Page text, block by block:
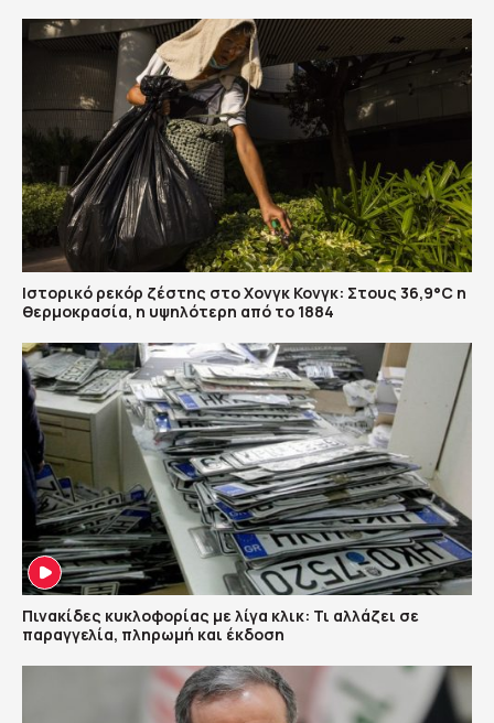
Ιστορικό ρεκόρ ζέστης στο Χονγκ Κονγκ: Στους 36,9°C η
θερμοκρασία, η υψηλότερη από το 1884
Πινακίδες κυκλοφορίας με λίγα κλικ: Τι αλλάζει σε
παραγγελία, πληρωμή και έκδοση